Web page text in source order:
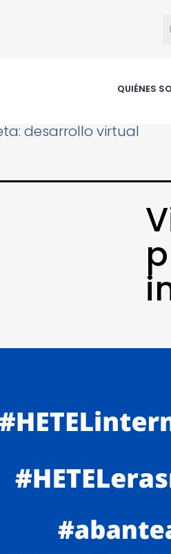
QUIÉNES
desarrollo virtual